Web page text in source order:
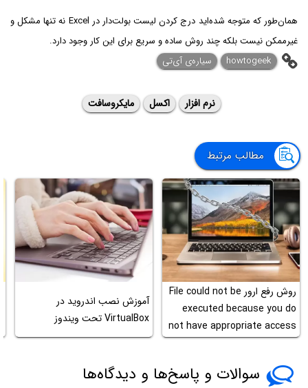
همان‌طور که متوجه شده‌اید درج کردن لیست بولت‌دار در Excel نه تنها مشکل و
غیرممکن نیست بلکه چند روش ساده و سریع برای این کار وجود دارد.
howtogeek
سیاره‌ی آی‌تی
نرم افزار اکسل مایکروسافت
مطالب مرتبط
روش رفع ارور File could not be
executed because you do
not have appropriate access
privileges در مک‌او‌اس
آموزش نصب اندروید در
VirtualBox تحت ویندوز
سوالات و پاسخ‌ها و دیدگاه‌ها